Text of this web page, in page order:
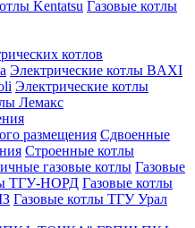
Kentatsu Газовые котлы
котлов
Электрические котлы BAXI
Электрические котлы
Лемакс
размещения Сдвоенные
Строенные котлы
газовые котлы Газовые
ТГУ-НОРД Газовые котлы
Газовые котлы ТГУ Урал